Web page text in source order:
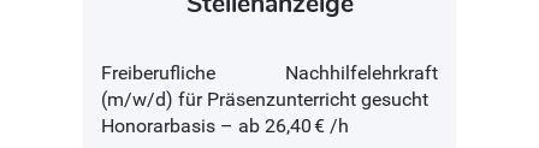
Freiberufliche Nachhilfelehrkraft
(m/w/d) für Präsenzunterricht gesucht
Honorarbasis – ab 26,40 € /h